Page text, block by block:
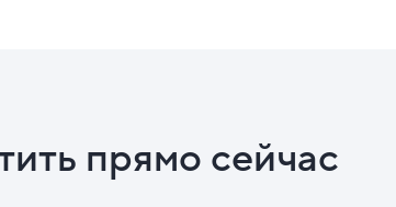
прямо сейчас